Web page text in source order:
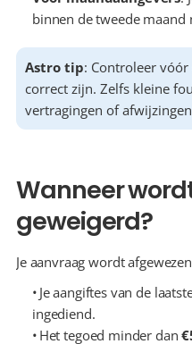
binnen de tweede maand
Astro tip: Controleer
correct zijn. Zelfs kleine
vertragingen of
Wanneer
geweigerd?
Je aanvraag wordt
  Je aangiftes van de laatste zes maanden niet op tijd zijn
ingediend.
  Het tegoed minder dan